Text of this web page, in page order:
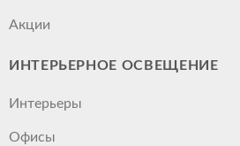
Акции
ИНТЕРЬЕРНОЕ ОСВЕЩЕНИЕ
Интерьеры
Офисы